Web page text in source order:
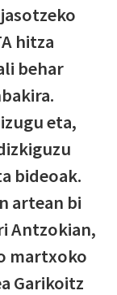
hitza
behar
eta,
bideoak.
artean bi
Antzokian,
martxoko
Garikoitz